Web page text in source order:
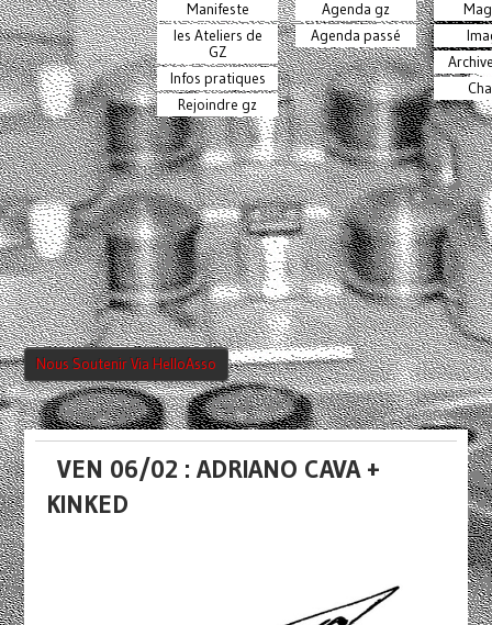
Manifeste
les Ateliers de
GZ
Infos pratiques
Rejoindre gz
Agenda gz
Agenda passé
Nous Soutenir Via HelloAsso
VEN 06/02 : ADRIANO CAVA +
KINKED